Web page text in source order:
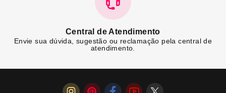
Central de Atendimento
Envie sua dúvida, sugestão ou reclamação pela central de
atendimento.